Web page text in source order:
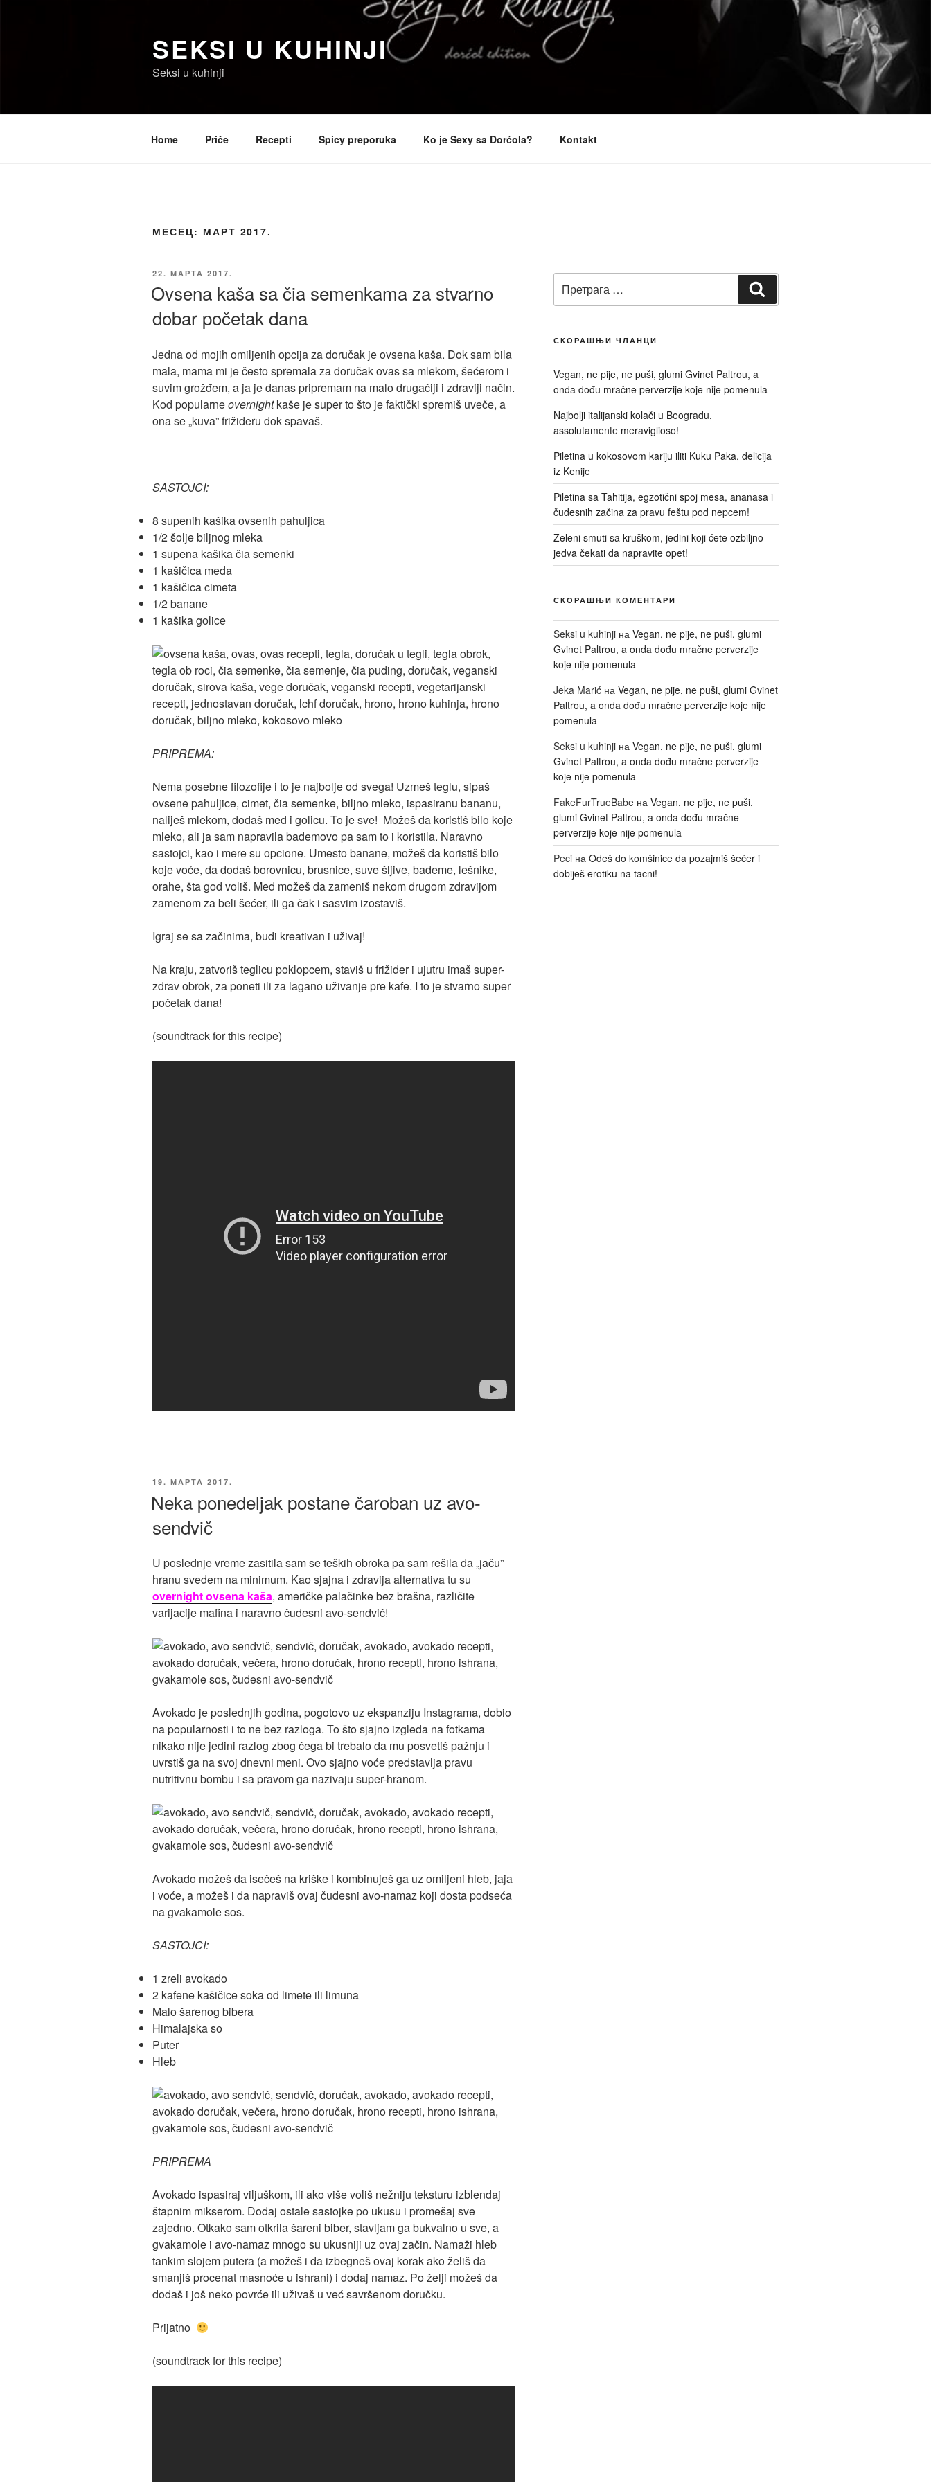
SEKSI U KUHINJI
Seksi u kuhinji
Home Priče Recepti Spicy preporuka Ko je Sexy sa Dorćola? Kontakt
МЕСЕЦ: МАРТ 2017.
ОБЈАВЉЕНО
22. МАРТА 2017.
Ovsena kaša sa čia semenkama za stvarno
dobar početak dana
Jedna od mojih omiljenih opcija za doručak je ovsena kaša. Dok sam bila
mala, mama mi je često spremala za doručak ovas sa mlekom, šećerom i
suvim grožđem, a ja je danas pripremam na malo drugačiji i zdraviji način.
Kod popularneovernightkaše je super to što je faktički spremiš uveče, a
ona se „kuva” frižideru dok spavaš.
SASTOJCI:
8 supenih kašika ovsenih pahuljica
1/2 šolje biljnog mleka
1 supena kašika čia semenki
1 kašičica meda
1 kašičica cimeta
1/2 banane
1 kašika golice
PRIPREMA:
Nema posebne filozofije i to je najbolje od svega! Uzmeš teglu, sipaš
ovsene pahuljice, cimet, čia semenke, biljno mleko, ispasiranu bananu,
naliješ mlekom, dodaš med i golicu. To je sve! Možeš da koristiš bilo koje
mleko, ali ja sam napravila bademovo pa sam to i koristila. Naravno
sastojci, kao i mere su opcione. Umesto banane, možeš da koristiš bilo
koje voće, da dodaš borovnicu, brusnice, suve šljive, bademe, lešnike,
orahe, šta god voliš. Med možeš da zameniš nekom drugom zdravijom
zamenom za beli šećer, ili ga čak i sasvim izostaviš.
Igraj se sa začinima, budi kreativan i uživaj!
Na kraju, zatvoriš teglicu poklopcem, staviš u frižider i ujutru imaš super-
zdrav obrok, za poneti ili za lagano uživanje pre kafe. I to je stvarno super
početak dana!
(soundtrack for this recipe)
ОБЈАВЉЕНО
19. МАРТА 2017.
Neka ponedeljak postane čaroban uz avo-
sendvič
U poslednje vreme zasitila sam se teških obroka pa sam rešila da „jaču”
hranu svedem na minimum. Kao sjajna i zdravija alternativa tu su
overnight ovsena kaša, američke palačinke bez brašna, različite
varijacije mafina i naravno čudesni avo-sendvič!
Avokado je poslednjih godina, pogotovo uz ekspanziju Instagrama, dobio
na popularnosti i to ne bez razloga. To što sjajno izgleda na fotkama
nikako nije jedini razlog zbog čega bi trebalo da mu posvetiš pažnju i
uvrstiš ga na svoj dnevni meni. Ovo sjajno voće predstavlja pravu
nutritivnu bombu i sa pravom ga nazivaju super-hranom.
Avokado možeš da isečeš na kriške i kombinuješ ga uz omiljeni hleb, jaja
i voće, a možeš i da napraviš ovaj čudesni avo-namaz koji dosta podseća
na gvakamole sos.
SASTOJCI:
1 zreli avokado
2 kafene kašičice soka od limete ili limuna
Malo šarenog bibera
Himalajska so
Puter
Hleb
PRIPREMA
Avokado ispasiraj viljuškom, ili ako više voliš nežniju teksturu izblendaj
štapnim mikserom. Dodaj ostale sastojke po ukusu i promešaj sve
zajedno. Otkako sam otkrila šareni biber, stavljam ga bukvalno u sve, a
gvakamole i avo-namaz mnogo su ukusniji uz ovaj začin. Namaži hleb
tankim slojem putera (a možeš i da izbegneš ovaj korak ako želiš da
smanjiš procenat masnoće u ishrani) i dodaj namaz. Po želji možeš da
dodaš i još neko povrće ili uživaš u već savršenom doručku.
Prijatno
(soundtrack for this recipe)
за:
СКОРАШЊИ ЧЛАНЦИ
Vegan, ne pije, ne puši, glumi Gvinet Paltrou, a
onda dođu mračne perverzije koje nije pomenula
Najbolji italijanski kolači u Beogradu,
assolutamente meraviglioso!
Piletina u kokosovom kariju iliti Kuku Paka, delicija
iz Kenije
Piletina sa Tahitija, egzotični spoj mesa, ananasa i
čudesnih začina za pravu feštu pod nepcem!
Zeleni smuti sa kruškom, jedini koji ćete ozbiljno
jedva čekati da napravite opet!
СКОРАШЊИ КОМЕНТАРИ
Seksi u kuhinjiна Vegan, ne pije, ne puši, glumi
Gvinet Paltrou, a onda dođu mračne perverzije
koje nije pomenula
Jeka Marićна Vegan, ne pije, ne puši, glumi Gvinet
Paltrou, a onda dođu mračne perverzije koje nije
pomenula
Seksi u kuhinjiна Vegan, ne pije, ne puši, glumi
Gvinet Paltrou, a onda dođu mračne perverzije
koje nije pomenula
FakeFurTrueBabeна Vegan, ne pije, ne puši,
glumi Gvinet Paltrou, a onda dođu mračne
perverzije koje nije pomenula
Peciна Odeš do komšinice da pozajmiš šećer i
dobiješ erotiku na tacni!